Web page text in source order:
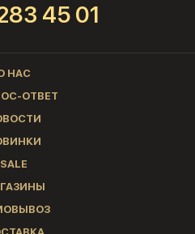
45 01
НАС
ОТВЕТ
SALE